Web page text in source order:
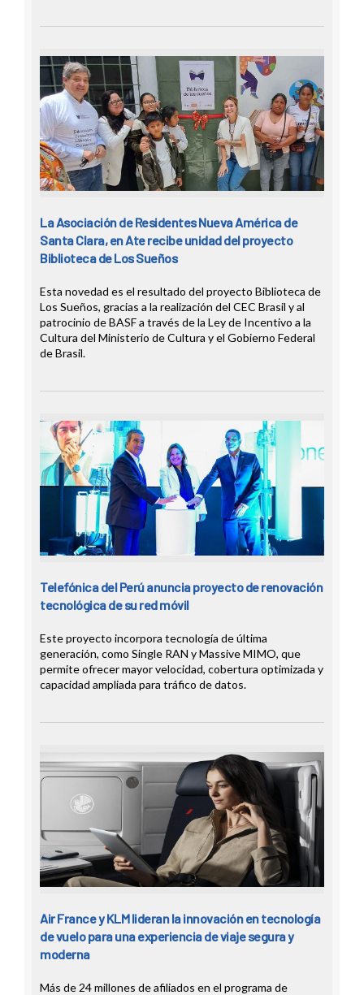
La Asociación de Residentes Nueva América de
Santa Clara, en Ate recibe unidad del proyecto
Biblioteca de Los Sueños
Esta novedad es el resultado del proyecto Biblioteca de
Los Sueños, gracias a la realización del CEC Brasil y al
patrocinio de BASF a través de la Ley de Incentivo a la
Cultura del Ministerio de Cultura y el Gobierno Federal
de Brasil.
Telefónica del Perú anuncia proyecto de renovación
tecnológica de su red móvil
Este proyecto incorpora tecnología de última
generación, como Single RAN y Massive MIMO, que
permite ofrecer mayor velocidad, cobertura optimizada y
capacidad ampliada para tráfico de datos.
Air France y KLM lideran la innovación en tecnología
de vuelo para una experiencia de viaje segura y
moderna
Más de 24 millones de afiliados en el programa de